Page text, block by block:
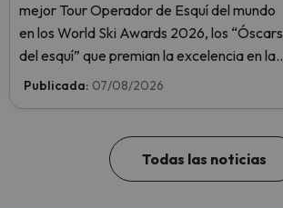
mejor Tour Operador de Esquí del mundo
en los World Ski Awards 2026, los “Óscars
del esquí” que premian la excelencia en la
industria del esquí. ¡Vota ahora y ayúdanos
Publicada: 07/08/2026
Todas las noticias